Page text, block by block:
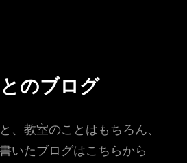
のブログ
、教室のことはもちろん、
いたブログはこちらから